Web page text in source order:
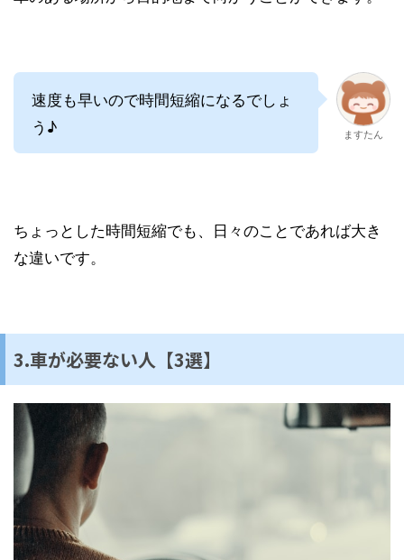
速度も早いので時間短縮になるでしょ
う♪
ますたん
ちょっとした時間短縮でも、日々のことであれば大き
な違いです。
3.車が必要ない人【3選】